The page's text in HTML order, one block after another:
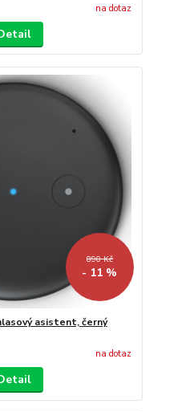
na dotaz
890 Kč
- 11 %
asistent, černý
na dotaz